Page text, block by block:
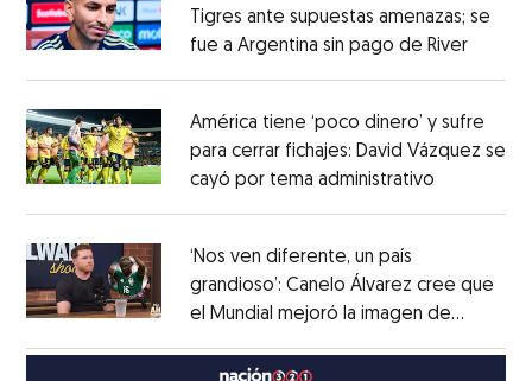
Tigres ante supuestas amenazas; se
fue a Argentina sin pago de RiverOpens
América tiene ‘poco dinero’ y sufre
para cerrar fichajes: David Vázquez se
cayó por tema administrativo
‘Nos ven diferente, un país
grandioso’: Canelo Álvarez cree que
el Mundial mejoró la imagen de